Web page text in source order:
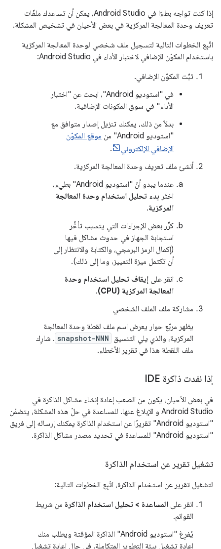
إذا كنت تواجه بطءًا في Android Studio، يمكن أن تساعدك ملفّات
تعريف وحدة المعالجة المركزية في بعض الأحيان في تشخيص المشكلة.
اتّبِع الخطوات التالية لتسجيل ملف شخصي لوحدة المعالجة المركزية
باستخدام المكوّن الإضافي لاختبار الأداء في Android Studio:
ثبِّت المكوّن الإضافي.
في "استوديو Android"، ابحث عن "اختبار
الأداء" في سوق المكونات الإضافية.
بدلاً من ذلك، يمكنك تنزيل إصدار متوافق مع
"استوديو Android" من
موقع المكوّن
الإضافي الإلكتروني
.
أنشئ ملف تعريف وحدة المعالجة المركزية.
عندما يبدو أنّ "استوديو Android" بطيء،
اختَر بدء تحليل استخدام وحدة المعالجة
المركزية.
كرِّر بعض الإجراءات التي يتسبب تأخُّر
استجابة الجهاز في حدوث مشاكل فيها
(إكمال الرمز البرمجي، والكتابة والانتظار إلى
أن تكتمل ميزة التمييز، وما إلى ذلك).
انقر على إيقاف تحليل استخدام وحدة
المعالجة المركزية (CPU)
.
مشاركة ملف الملف الشخصي
يظهر مربّع حوار يعرض اسم ملف لقطة وحدة المعالجة
المركزية، والذي يلي التنسيق snapshot-NNN . شارِك
ملف اللقطة هذا في تقرير الأخطاء.
إذا نفدت ذاكرة IDE
في بعض الأحيان، يكون من الصعب إعادة إنشاء مشاكل الذاكرة في
Android Studio و الإبلاغ عنها. للمساعدة في حلّ هذه المشكلة، يتضمّن
"استوديو Android" تقريرًا عن استخدام الذاكرة يمكنك إرساله إلى فريق
"استوديو Android" للمساعدة في تحديد مصدر مشاكل الذاكرة.
تشغيل تقرير عن استخدام الذاكرة
لتشغيل تقرير عن استخدام الذاكرة، اتّبِع الخطوات التالية:
انقر على المساعدة > تحليل استخدام الذاكرة من شريط
القوائم.
يُفرِغ "استوديو Android" الذاكرة المؤقتة ويطلب منك
إعادة تشغيل بيئة التطوير المتكاملة. في حال إعادة تشغيل